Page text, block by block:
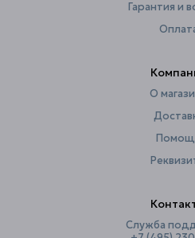
в
да
Гарантия и
О
Служба